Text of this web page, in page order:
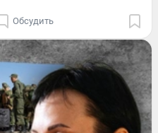
Обсудить